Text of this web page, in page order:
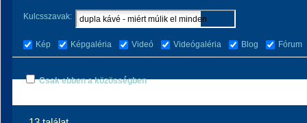
Kulcsszavak:
Kép Képgaléria Videó Videógaléria Blog Fórum
Csak ebben a közösségben